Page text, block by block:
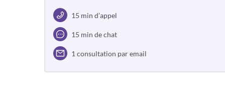
15 min d’appel
15 min de chat
1 consultation par email